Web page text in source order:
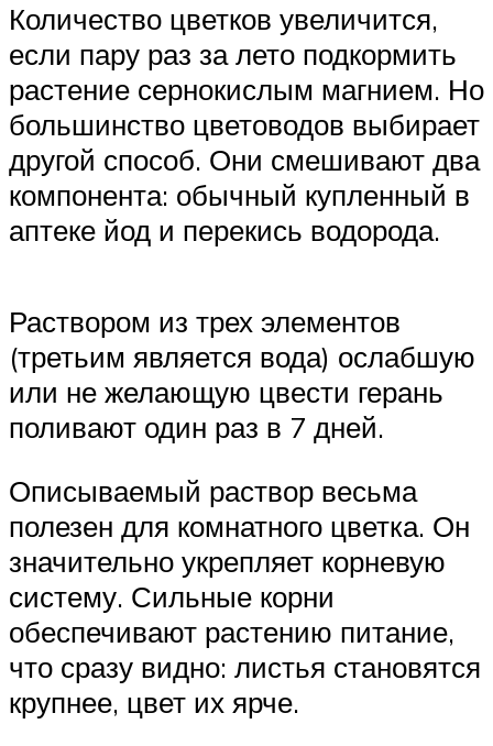
Количество цветков увеличится,
если пару раз за лето подкормить
растение сернокислым магнием. Но
большинство цветоводов выбирает
другой способ. Они смешивают два
компонента: обычный купленный в
аптеке йод и перекись водорода.
Раствором из трех элементов
(третьим является вода) ослабшую
или не желающую цвести герань
поливают один раз в 7 дней.
Описываемый раствор весьма
полезен для комнатного цветка. Он
значительно укрепляет корневую
систему. Сильные корни
обеспечивают растению питание,
что сразу видно: листья становятся
крупнее, цвет их ярче.